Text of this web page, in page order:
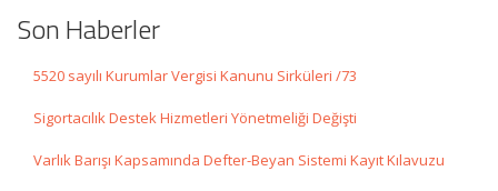
Son Haberler
5520 sayılı Kurumlar Vergisi Kanunu Sirküleri /73
Sigortacılık Destek Hizmetleri Yönetmeliği Değişti
Varlık Barışı Kapsamında Defter-Beyan Sistemi Kayıt Kılavuzu